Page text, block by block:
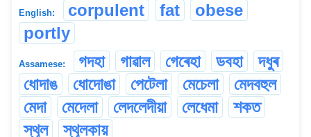
English: corpulent fat
obese
portly
Assamese: গদহা গাৱাল গেৰেহা ডবহা
দধুৰ
ধোদাঙ
ধোদোঙা পেটেলা মেচেলা
মেদবহুল
মেদা
মেদেলা লেদলেদীয়া লেধেমা
শকত
স্থূল
স্থূলকায়